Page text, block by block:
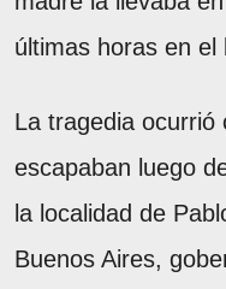
últimas horas en el
La tragedia ocurrió
escapaban luego
la localidad de
Buenos Aires,